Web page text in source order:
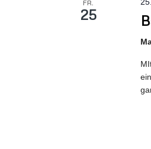
FR.
25